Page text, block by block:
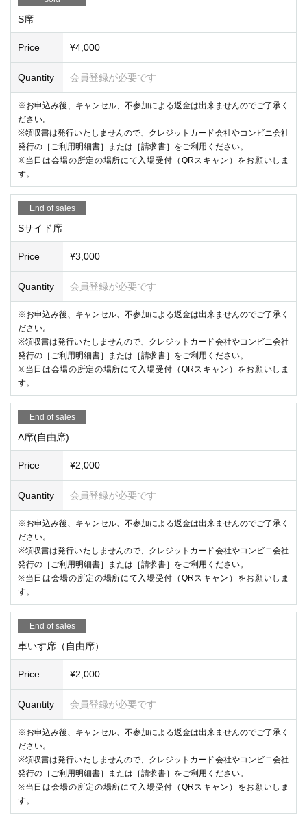
S席
Price ¥4,000
Quantity 会員登録が必要です
※お申込み後、キャンセル、不参加による返金は出来ませんのでご了承く
ださい。
※領収書は発行いたしませんので、クレジットカード会社やコンビニ会社
発行の［ご利用明細書］または［請求書］をご利用ください。
※当日は会場の所定の場所にて入場受付（QRスキャン）をお願いしま
す。
End of sales
Sサイド席
Price ¥3,000
Quantity 会員登録が必要です
※お申込み後、キャンセル、不参加による返金は出来ませんのでご了承く
ださい。
※領収書は発行いたしませんので、クレジットカード会社やコンビニ会社
発行の［ご利用明細書］または［請求書］をご利用ください。
※当日は会場の所定の場所にて入場受付（QRスキャン）をお願いしま
す。
End of sales
A席(自由席)
Price ¥2,000
Quantity 会員登録が必要です
※お申込み後、キャンセル、不参加による返金は出来ませんのでご了承く
ださい。
※領収書は発行いたしませんので、クレジットカード会社やコンビニ会社
発行の［ご利用明細書］または［請求書］をご利用ください。
※当日は会場の所定の場所にて入場受付（QRスキャン）をお願いしま
す。
End of sales
車いす席（自由席）
Price ¥2,000
Quantity 会員登録が必要です
※お申込み後、キャンセル、不参加による返金は出来ませんのでご了承く
ださい。
※領収書は発行いたしませんので、クレジットカード会社やコンビニ会社
発行の［ご利用明細書］または［請求書］をご利用ください。
※当日は会場の所定の場所にて入場受付（QRスキャン）をお願いしま
す。